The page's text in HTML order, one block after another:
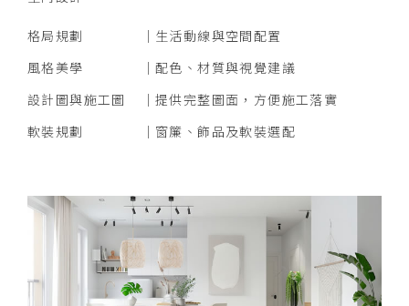
格局規劃
生活動線與空間配置
風格美學
配色、材質與視覺建議
設計圖與施工圖
提供完整圖面，方便施工落實
軟裝規劃
窗簾、飾品及軟裝選配